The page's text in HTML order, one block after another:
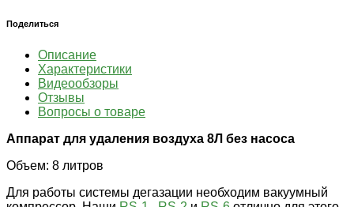
Поделиться
Описание
Характеристики
Видеообзоры
Отзывы
Вопросы о товаре
Аппарат для удаления воздуха 8Л без насоса
Объем: 8 литров
Для работы системы дегазации необходим вакуумный